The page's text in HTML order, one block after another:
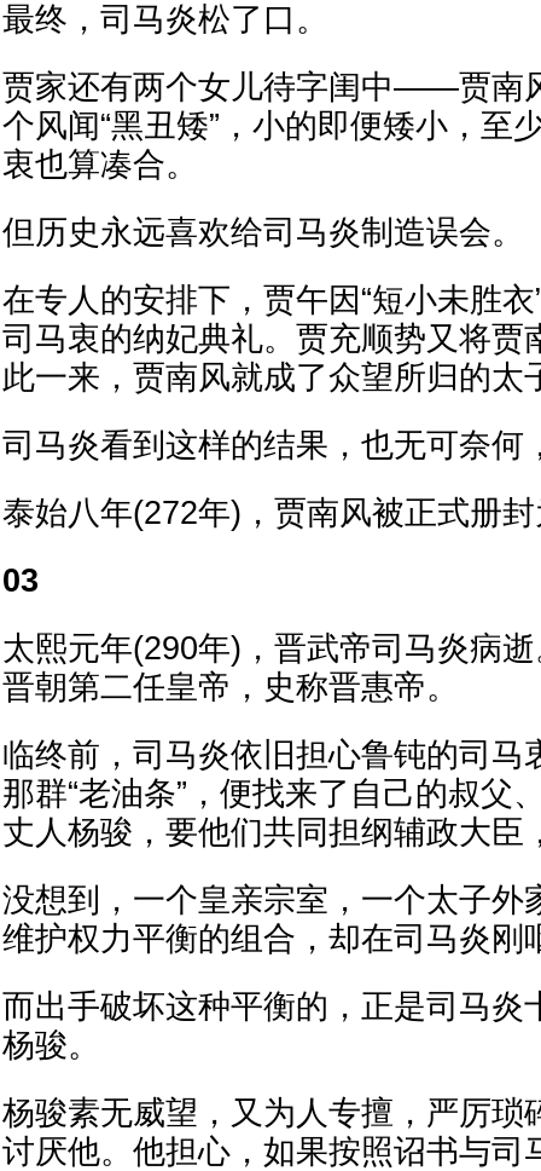
最终，司马炎松了口。
贾家还有两个女儿待字闺中——贾南
个风闻“黑丑矮”，小的即便矮小，至
衷也算凑合。
但历史永远喜欢给司马炎制造误会。
在专人的安排下，贾午因“短小未胜
司马衷的纳妃典礼。贾充顺势又将贾
此一来，贾南风就成了众望所归的太
司马炎看到这样的结果，也无可奈何
泰始八年(272年)，贾南风被正式册
03
太熙元年(290年)，晋武帝司马炎病
晋朝第二任皇帝，史称晋惠帝。
临终前，司马炎依旧担心鲁钝的司马
那群“老油条”，便找来了自己的叔父
丈人杨骏，要他们共同担纲辅政大臣
没想到，一个皇亲宗室，一个太子外
维护权力平衡的组合，却在司马炎刚
而出手破坏这种平衡的，正是司马炎
杨骏。
杨骏素无威望，又为人专擅，严厉琐
讨厌他。他担心，如果按照诏书与司